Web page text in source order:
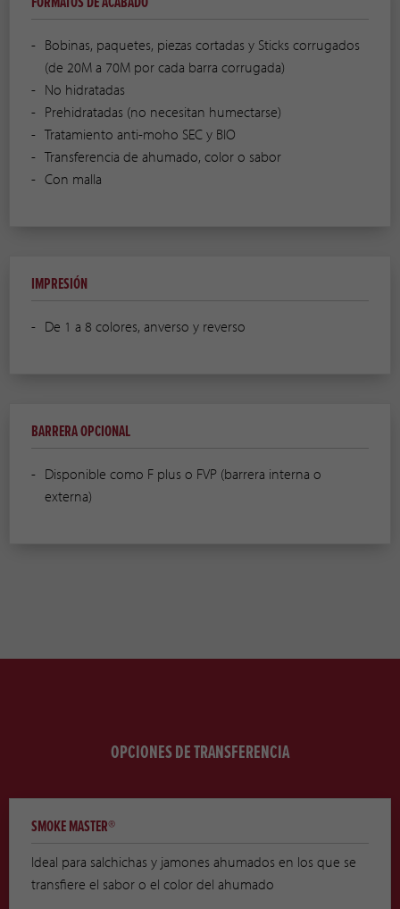
Bobinas, paquetes, piezas cortadas y Sticks corrugados
(de 20M a 70M por cada barra corrugada)
No hidratadas
Prehidratadas (no necesitan humectarse)
Tratamiento anti-moho SEC y BIO
Transferencia de ahumado, color o sabor
Con malla
IMPRESIÓN
De 1 a 8 colores, anverso y reverso
BARRERA OPCIONAL
Disponible como F plus o FVP (barrera interna o
externa)
OPCIONES DE TRANSFERENCIA
SMOKE MASTER®
Ideal para salchichas y jamones ahumados en los que se
transfiere el sabor o el color del ahumado